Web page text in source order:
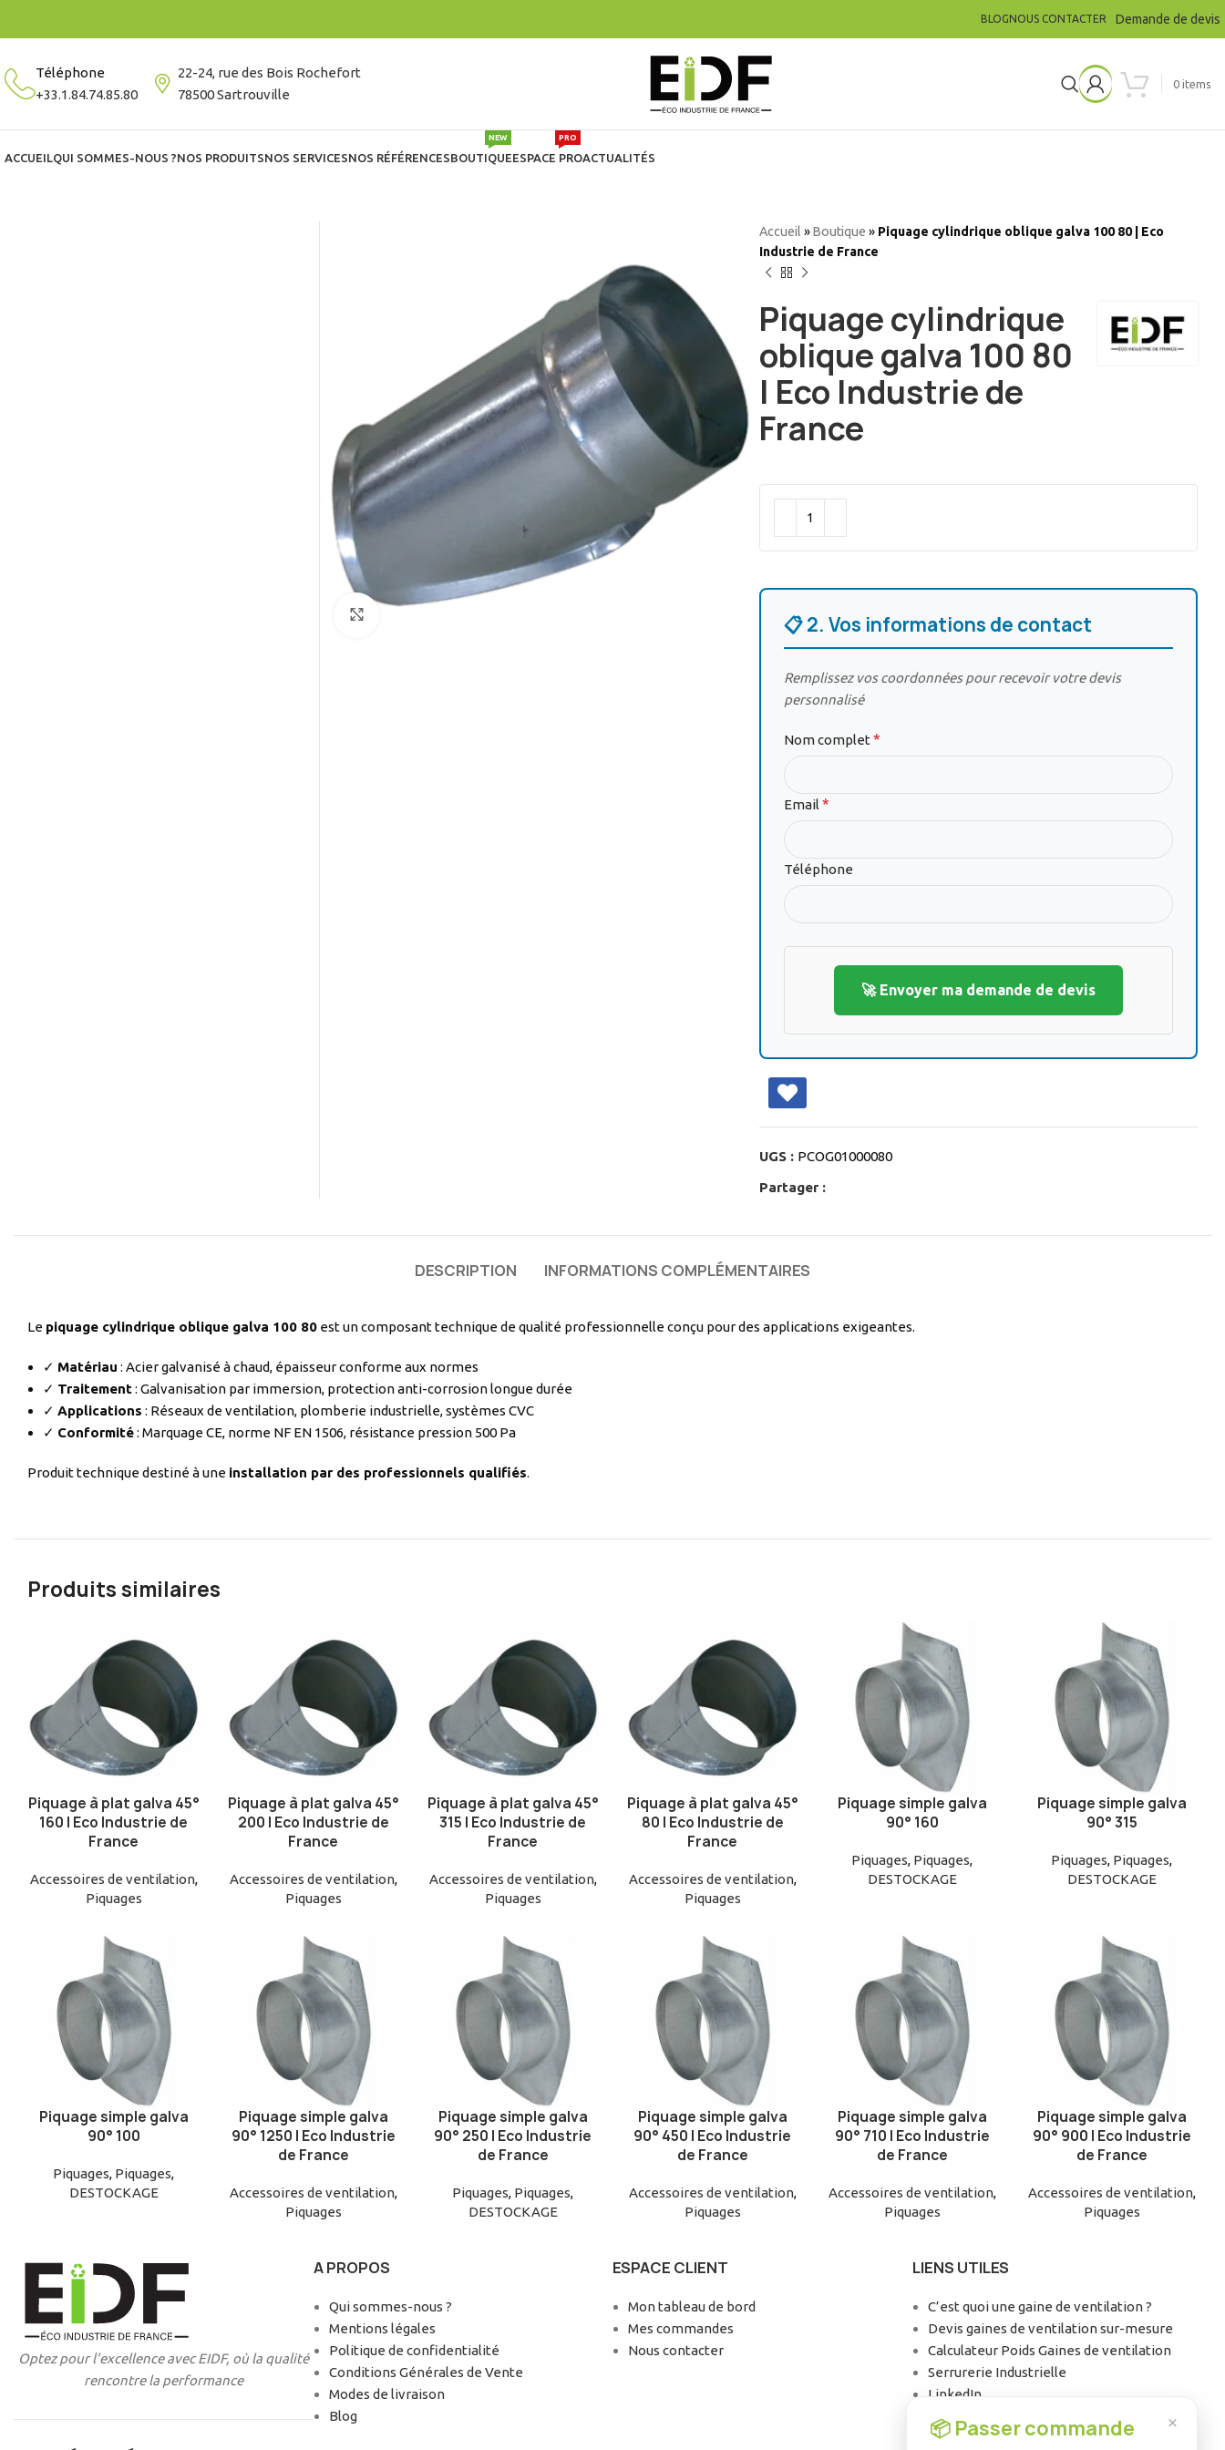
×
📦 Passer commande
BLOGNOUS CONTACTER Demande de devis
Téléphone
+33.1.84.74.85.80
22-24, rue des Bois Rochefort
78500 Sartrouville
0 items
ACCUEIL QUI SOMMES-NOUS ?NOS PRODUITSNOS SERVICESNOS RÉFÉRENCESBOUTIQUE
NEW
ESPACE PRO
PRO
ACTUALITÉS
Accueil »Boutique » Piquage cylindrique oblique galva 100 80 | Eco
Industrie de France
Piquage cylindrique
oblique galva 100 80
| Eco Industrie de
France
📋 2. Vos informations de contact
Remplissez vos coordonnées pour recevoir votre devis
personnalisé
Nom complet*
Email *
Téléphone
🚀 Envoyer ma demande de devis
UGS : PCOG01000080
Partager :
DESCRIPTION INFORMATIONS COMPLÉMENTAIRES
Le piquage cylindrique oblique galva 100 80 est un composant technique de qualité professionnelle conçu pour des applications exigeantes.
✓ Matériau : Acier galvanisé à chaud, épaisseur conforme aux normes
✓ Traitement: Galvanisation par immersion, protection anti-corrosion longue durée
✓ Applications : Réseaux de ventilation, plomberie industrielle, systèmes CVC
✓ Conformité: Marquage CE, norme NF EN 1506, résistance pression 500 Pa
Produit technique destiné à une installation par des professionnels qualifiés.
Produits similaires
AJOUTER AU PANIER
Piquage à plat galva 45°
160 | Eco Industrie de
France
Accessoires de ventilation,
Piquages
AJOUTER AU PANIER
Piquage à plat galva 45°
200 | Eco Industrie de
France
Accessoires de ventilation,
Piquages
AJOUTER AU PANIER
Piquage à plat galva 45°
315 | Eco Industrie de
France
Accessoires de ventilation,
Piquages
AJOUTER AU PANIER
Piquage à plat galva 45°
80 | Eco Industrie de
France
Accessoires de ventilation,
Piquages
AJOUTER AU PANIER
Piquage simple galva
90° 160
Piquages, Piquages,
DESTOCKAGE
AJOUTER AU PANIER
Piquage simple galva
90° 315
Piquages, Piquages,
DESTOCKAGE
AJOUTER AU PANIER
Piquage simple galva
90° 100
Piquages, Piquages,
DESTOCKAGE
AJOUTER AU PANIER
Piquage simple galva
90° 1250 | Eco Industrie
de France
Accessoires de ventilation,
Piquages
AJOUTER AU PANIER
Piquage simple galva
90° 250 | Eco Industrie
de France
Piquages, Piquages,
DESTOCKAGE
AJOUTER AU PANIER
Piquage simple galva
90° 450 | Eco Industrie
de France
Accessoires de ventilation,
Piquages
AJOUTER AU PANIER
Piquage simple galva
90° 710 | Eco Industrie
de France
Accessoires de ventilation,
Piquages
AJOUTER AU PANIER
Piquage simple galva
90° 900 | Eco Industrie
de France
Accessoires de ventilation,
Piquages
Optez pour l'excellence avec EIDF, où la qualité
rencontre la performance
A PROPOS
Qui sommes-nous ?
Mentions légales
Politique de confidentialité
Conditions Générales de Vente
Modes de livraison
Blog
ESPACE CLIENT
Mon tableau de bord
Mes commandes
Nous contacter
LIENS UTILES
C’est quoi une gaine de ventilation ?
Devis gaines de ventilation sur-mesure
Calculateur Poids Gaines de ventilation
Serrurerie Industrielle
LinkedIn
Facebook
Instagram